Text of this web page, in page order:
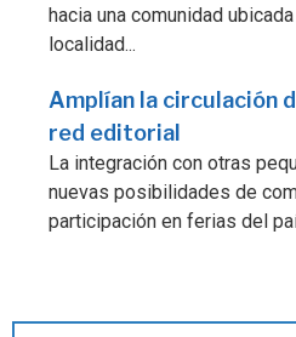
hacia una comunidad
localidad...
Amplían la circulación
red editorial
La integración con otras
nuevas posibilidades de
participación en ferias del